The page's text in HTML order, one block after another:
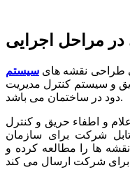
مراحل اجرایی
طراحی نقشه های سیستم
و سیستم کنترل مدیریت
دود در ساختمان می باشد.
و اطفاء حریق و کنترل
شرکت برای سازمان
ها را مطالعه کرده و